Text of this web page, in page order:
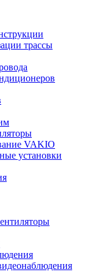
трассы
VAKIO
установки